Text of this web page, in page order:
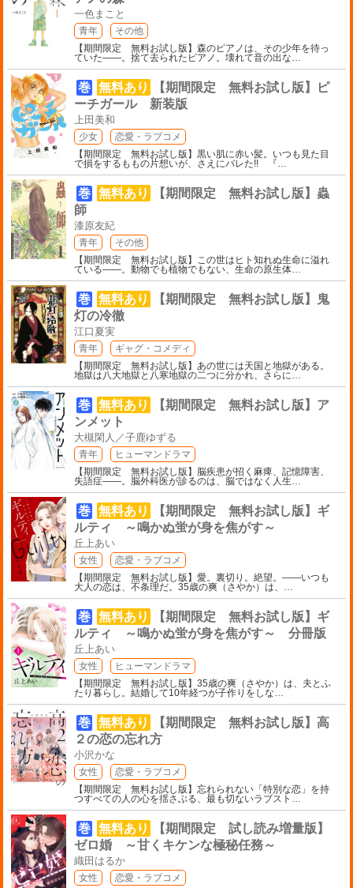
一色まこと
青年
その他
【期間限定 無料お試し版】森のピアノは、その少年を待っ
ていた――。捨て去られたピアノ。壊れて音の出な
巻 無料あり
【期間限定 無料お試し版】ピ
ーチガール 新装版
上田美和
少女
恋愛・ラブコメ
【期間限定 無料お試し版】黒い肌に赤い髪。いつも見た目
で損をするももの片想いが、さえにバレた!! 『
巻 無料あり
【期間限定 無料お試し版】蟲
師
漆原友紀
青年
その他
【期間限定 無料お試し版】この世はヒト知れぬ生命に溢れ
ている――。動物でも植物でもない、生命の原生体
巻 無料あり
【期間限定 無料お試し版】鬼
灯の冷徹
江口夏実
青年
ギャグ・コメディ
【期間限定 無料お試し版】あの世には天国と地獄がある。
地獄は八大地獄と八寒地獄の二つに分かれ、さらに
巻 無料あり
【期間限定 無料お試し版】ア
ンメット
大槻閑人／子鹿ゆずる
青年
ヒューマンドラマ
【期間限定 無料お試し版】脳疾患が招く麻痺、記憶障害、
失語症――。脳外科医が診るのは、脳ではなく人生
巻 無料あり
【期間限定 無料お試し版】ギ
ルティ ～鳴かぬ蛍が身を焦がす～
丘上あい
女性
恋愛・ラブコメ
【期間限定 無料お試し版】愛。裏切り。絶望。――いつも
大人の恋は、不条理だ。35歳の爽（さやか）は、
巻 無料あり
【期間限定 無料お試し版】ギ
ルティ ～鳴かぬ蛍が身を焦がす～ 分冊版
丘上あい
女性
ヒューマンドラマ
【期間限定 無料お試し版】35歳の爽（さやか）は、夫とふ
たり暮らし。結婚して10年経つが子作りをしな
巻 無料あり
【期間限定 無料お試し版】高
２の恋の忘れ方
小沢かな
女性
恋愛・ラブコメ
【期間限定 無料お試し版】忘れられない「特別な恋」を持
つすべての人の心を揺さぶる、最も切ないラブスト
巻 無料あり
【期間限定 試し読み増量版】
ゼロ婚 ～甘くキケンな極秘任務～
織田はるか
女性
恋愛・ラブコメ